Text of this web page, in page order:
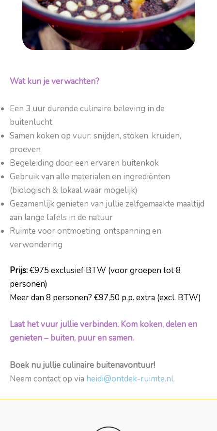
Wat kun je verwachten?
Een 3 uur durende culinaire beleving in de
buitenlucht
Samen koken op vuur: snijden, stoken, kruiden,
proeven
Begeleiding door een ervaren buitenkok
Gebruik van alle materialen en ingrediënten
(biologisch & lokaal waar mogelijk)
Gezamenlijk genieten van jullie zelfgemaakte maaltijd
aan lange tafels in de natuur
Ruimte voor ontmoeting, ontspanning en
verwondering
Prijs:€975 exclusief BTW (voor groepen tot 8
personen)
Meer dan 8 personen? €97,50 p.p. extra (excl. BTW)
Laat het vuur jullie verbinden. Kom koken, delen en
genieten – buiten, puur en samen.
Boek nu jullie culinaire buitenavontuur!
Neem contact op via heidi@ontdek-ruimte.nl.